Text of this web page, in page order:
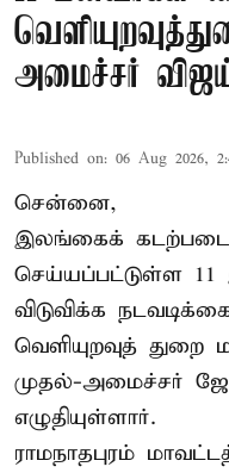
அமைச்சர்
Published on: 06 Aug 2026,
சென்னை,
இலங்கைக்
செய்யப்பட்டுள்ள
விடுவிக்க
வெளியுறவுத் துறை
முதல்-அமைச்சர்
எழுதியுள்ளார்.
ராமநாதபுரம்